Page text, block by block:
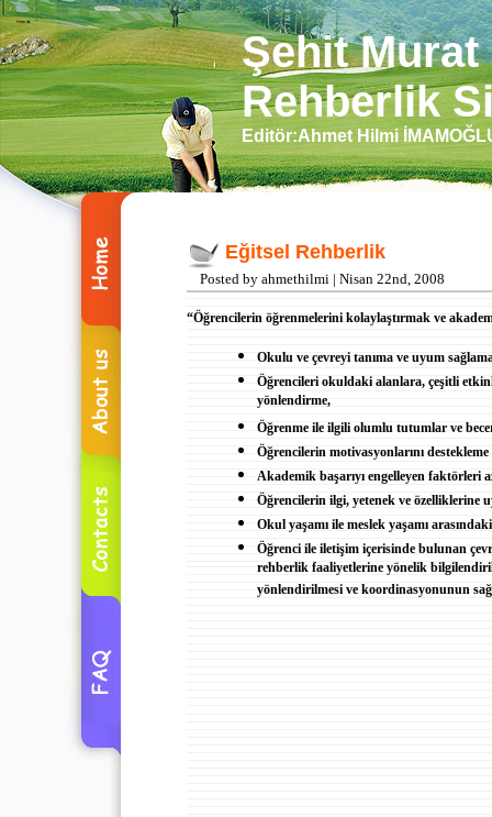
Şehit
Rehberlik
Editör:Ahmet Hilmi
Eğitsel Rehberlik
Posted by ahmethilmi | Nisan 22nd, 2008
“Öğrencilerin öğrenmelerini kolaylaştırmak ve
Okulu ve çevreyi tanıma ve uyum
Öğrencileri okuldaki alanlara, çeşitli
yönlendirme,
Öğrenme ile ilgili olumlu tutumlar ve
Öğrencilerin motivasyonlarını
Akademik başarıyı engelleyen faktörleri
Öğrencilerin ilgi, yetenek ve özelliklerine
Okul yaşamı ile meslek yaşamı
Öğrenci ile iletişim içerisinde bulunan
rehberlik faaliyetlerine yönelik
yönlendirilmesi ve koordinasyonunun